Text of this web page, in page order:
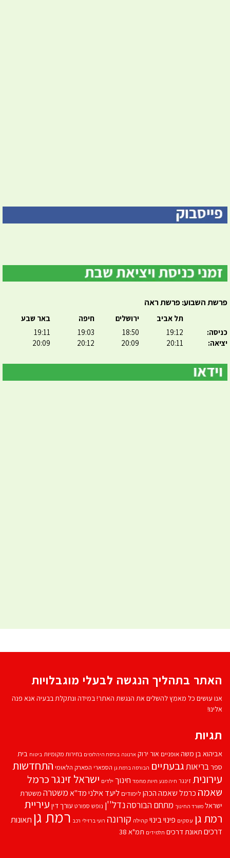
פרשת השבוע: פרשת ראה
כניסה:
יציאה:
תל אביב
19:12
20:11
ירושלים
18:50
20:09
חיפה
19:03
20:12
באר שבע
19:11
20:09
האתר בתהליך הנגשה לבעלי מוגבלויות
אנו עושים כל מאמץ להשלים את הנגשת האתר! במידה ונתקלת בבעיה אנא פנה
אלינו!
תגיות
אביהוא בן משהאופניים אור ירוק ארנונה בורסת היהלומים בחירות מקומיות ביטוח בית
ספרבריאותגבעתיים הבורסה ברמת גן הספארי הפארק הלאומי התחדשות
עירוניתזינגר חיה מנע חיות מחמד חינוך ילדים ישראל זינגרכרמל
שאמה כרמל שאמה הכהן לימודים ליעד אילנימד''אמשטרה משטרת
ישראל משרד החינוך מתחם הבורסהנדל''ן נופש ספורט עורך דין עיריית
רמת גן עסקים פינוי בינוי קהילה קורונה רועי ברזילי רכב רמת גן תאונות
דרכים תאונת דרכים תלמידים תמ"א 38